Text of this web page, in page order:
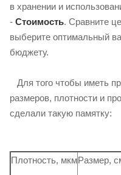
в хранении и
- Стоимость. Сравните
выберите оптимальный
бюджету.
Для того чтобы иметь
размеров, плотности и
сделали такую ​​памятку:
Плотность, мкмРазмер,